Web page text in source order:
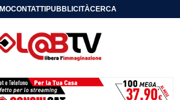
CONTATTIPUBBLICITÀCERCA